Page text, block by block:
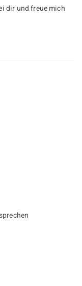
dir und freue mich